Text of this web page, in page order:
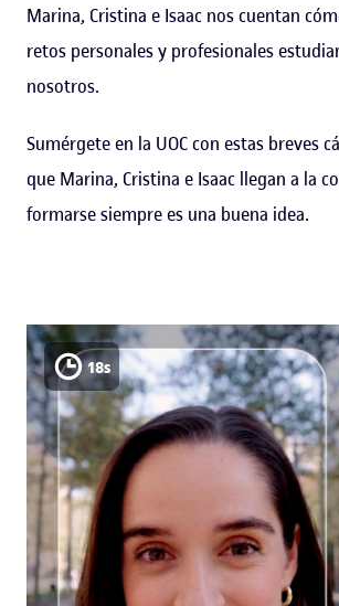
Marina, Cristina e Isaac nos cuentan
retos personales y profesionales
nosotros.
Sumérgete en la UOC con estas breves
que Marina, Cristina e Isaac llegan a la
formarse siempre es una buena idea.
18s